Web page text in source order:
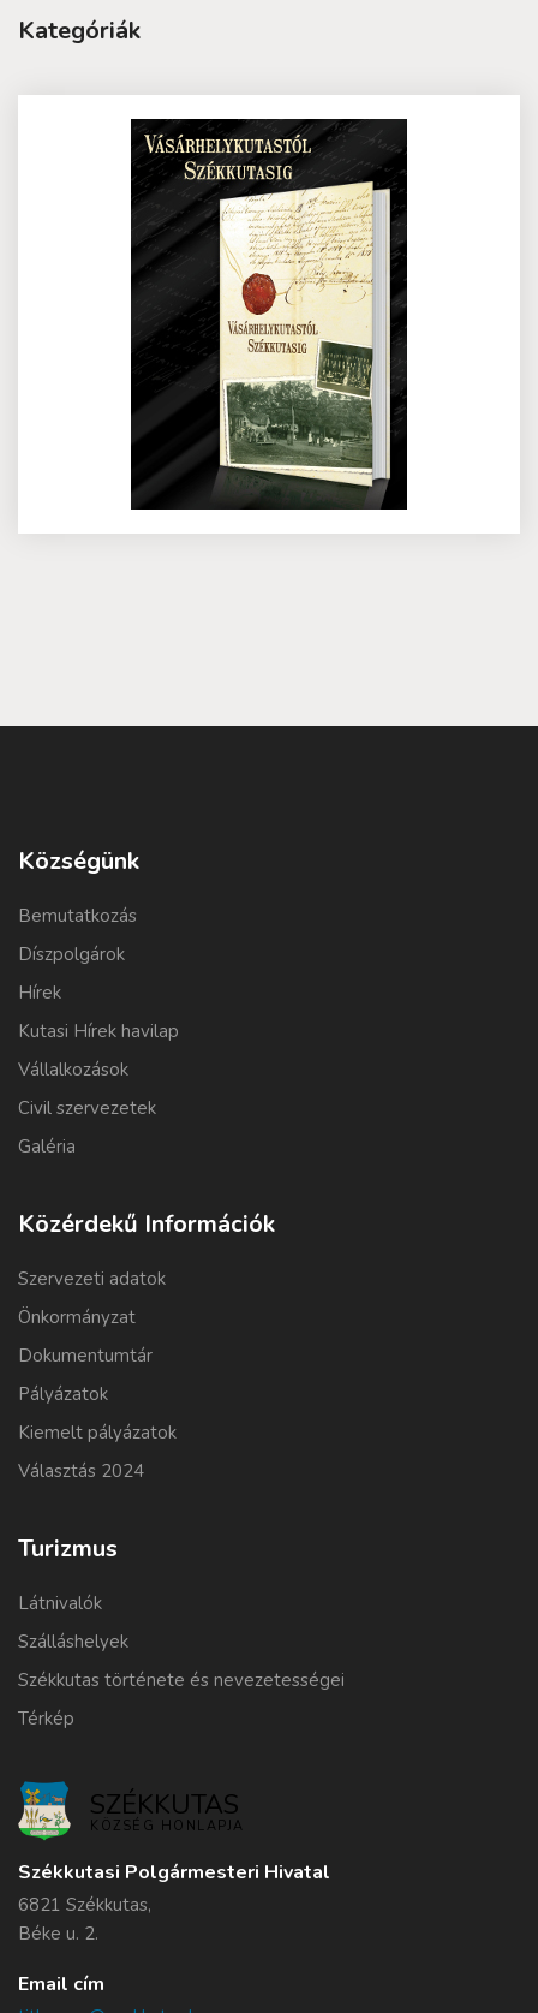
Kategóriák
Községünk
Bemutatkozás
Díszpolgárok
Hírek
Kutasi Hírek havilap
Vállalkozások
Civil szervezetek
Galéria
Közérdekű Információk
Szervezeti adatok
Önkormányzat
Dokumentumtár
Pályázatok
Kiemelt pályázatok
Választás 2024
Turizmus
Látnivalók
Szálláshelyek
Székkutas története és nevezetességei
Térkép
SZÉKKUTAS
KÖZSÉG HONLAPJA
Székkutasi Polgármesteri Hivatal
6821 Székkutas,
Béke u. 2.
Email cím